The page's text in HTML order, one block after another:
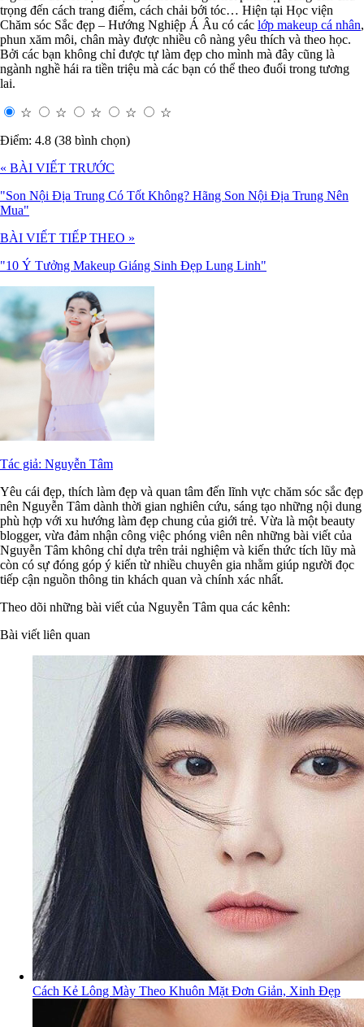
trọng đến cách trang điểm, cách chải bới tóc… Hiện tại Học viện
Chăm sóc Sắc đẹp – Hướng Nghiệp Á Âu có các lớp makeup cá nhân,
phun xăm môi, chân mày được nhiều cô nàng yêu thích và theo học.
Bởi các bạn không chỉ được tự làm đẹp cho mình mà đây cũng là
ngành nghề hái ra tiền triệu mà các bạn có thể theo đuổi trong tương
lai.
☆ ☆ ☆ ☆
☆
Điểm: 4.8 (38 bình chọn)
« BÀI VIẾT TRƯỚC
"Son Nội Địa Trung Có Tốt Không? Hãng Son Nội Địa Trung Nên
Mua"
BÀI VIẾT TIẾP THEO »
"10 Ý Tưởng Makeup Giáng Sinh Đẹp Lung Linh"
Tác giả: Nguyễn Tâm
Yêu cái đẹp, thích làm đẹp và quan tâm đến lĩnh vực chăm sóc sắc đẹp
nên Nguyễn Tâm dành thời gian nghiên cứu, sáng tạo những nội dung
phù hợp với xu hướng làm đẹp chung của giới trẻ. Vừa là một beauty
blogger, vừa đảm nhận công việc phóng viên nên những bài viết của
Nguyễn Tâm không chỉ dựa trên trải nghiệm và kiến thức tích lũy mà
còn có sự đóng góp ý kiến từ nhiều chuyên gia nhằm giúp người đọc
tiếp cận nguồn thông tin khách quan và chính xác nhất.
Theo dõi những bài viết của Nguyễn Tâm qua các kênh:
Bài viết liên quan
Cách Kẻ Lông Mày Theo Khuôn Mặt Đơn Giản, Xinh Đẹp